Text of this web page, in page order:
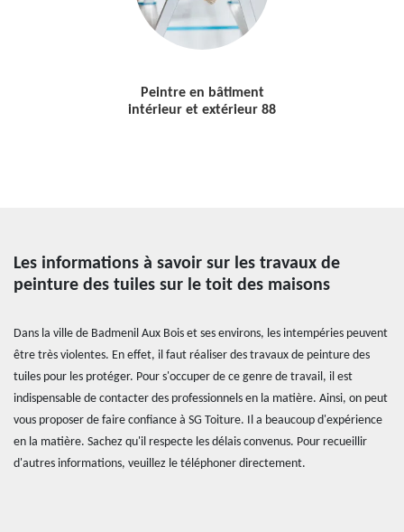
Peintre en bâtiment
intérieur et extérieur 88
Les informations à savoir sur les travaux de
peinture des tuiles sur le toit des maisons
Dans la ville de Badmenil Aux Bois et ses environs, les intempéries peuvent
être très violentes. En effet, il faut réaliser des travaux de peinture des
tuiles pour les protéger. Pour s'occuper de ce genre de travail, il est
indispensable de contacter des professionnels en la matière. Ainsi, on peut
vous proposer de faire confiance à SG Toiture. Il a beaucoup d'expérience
en la matière. Sachez qu'il respecte les délais convenus. Pour recueillir
d'autres informations, veuillez le téléphoner directement.